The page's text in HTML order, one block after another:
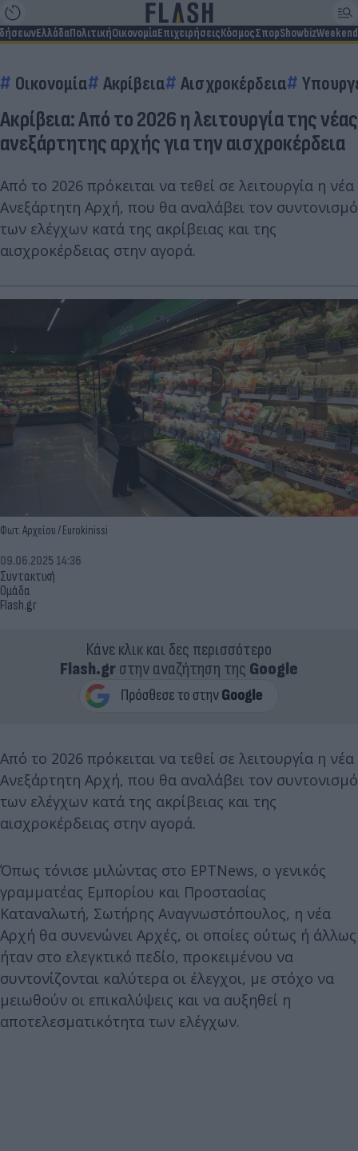
ΕλλάδαΠολιτικήΟικονομίαΕπιχειρήσειςΚόσμοςΣπορShowbizWeekend
Οικονομία Ακρίβεια Αισχροκέρδεια
Ακρίβεια: Από το 2026 η λειτουργία της νέας
ανεξάρτητης αρχής για την αισχροκέρδεια
Από το 2026 πρόκειται να τεθεί σε λειτουργία η νέα
Ανεξάρτητη Αρχή, που θα αναλάβει τον συντονισμό
των ελέγχων κατά της ακρίβειας και της
αισχροκέρδειας στην αγορά.
Φωτ. Αρχείου / Eurokinissi
Συντακτική
Ομάδα
Flash.gr
09.06.2025 14:36
Κάνε κλικ και δες περισσότερο
Flash.grστην αναζήτηση της Google
Από το 2026 πρόκειται να τεθεί σε λειτουργία η νέα
Ανεξάρτητη Αρχή, που θα αναλάβει τον συντονισμό
των ελέγχων κατά της ακρίβειας και της
αισχροκέρδειας στην αγορά.
Όπως τόνισε μιλώντας στο ΕΡΤNews, ο γενικός
γραμματέας Εμπορίου και Προστασίας
Καταναλωτή, Σωτήρης Αναγνωστόπουλος, η νέα
Αρχή θα συνενώνει Αρχές, οι οποίες ούτως ή άλλως
ήταν στο ελεγκτικό πεδίο, προκειμένου να
συντονίζονται καλύτερα οι έλεγχοι, με στόχο να
μειωθούν οι επικαλύψεις και να αυξηθεί η
αποτελεσματικότητα των ελέγχων.